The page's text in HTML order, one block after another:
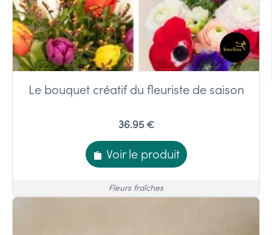
Le bouquet créatif du fleuriste de saison
36.95 €
Voir le produit
Fleurs fraîches